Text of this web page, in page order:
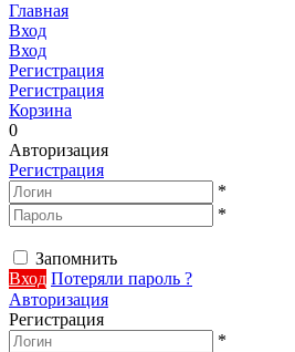
Главная
Вход
Вход
Регистрация
Регистрация
Корзина
0
Авторизация
Регистрация
*
*
Запомнить
Вход Потеряли пароль ?
Авторизация
Регистрация
*